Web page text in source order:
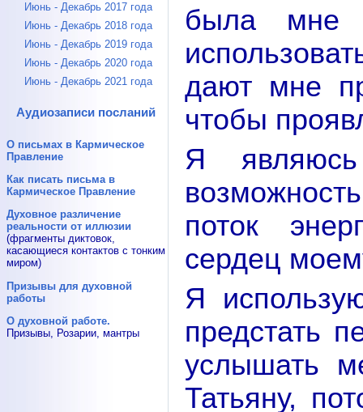
Июнь - Декабрь 2017 года
Июнь - Декабрь 2018 года
Июнь - Декабрь 2019 года
Июнь - Декабрь 2020 года
Июнь - Декабрь 2021 года
Аудиозаписи посланий
О письмах в Кармическое
Правление
Как писать письма в
Кармическое Правление
Духовное различение
реальности от иллюзии
(фрагменты диктовок,
касающиеся контактов с тонким
миром)
Призывы для духовной
работы
О духовной работе.
Призывы, Розарии, мантры
была мне
дают мне
чтобы
Я
поток
сердец
Я
предстать
услышать
Татьяну,